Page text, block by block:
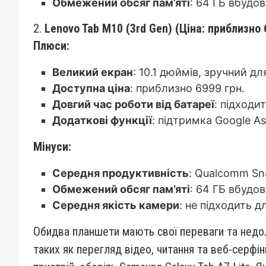
Обмежений обсяг пам’яті: 64 ГБ
2. Lenovo Tab M10 (3rd Gen) (Ціна: приблизно
Плюси:
Великий екран: 10.1 дюймів, зручний
Доступна ціна: приблизно 6999 грн.
Довгий час роботи від батареї:
Додаткові функції: підтримка Google
Мінуси:
Середня продуктивність: Qualcomm
Обмежений обсяг пам’яті: 64 ГБ
Середня якість камери: не підходить
Обидва планшети мають свої переваги та
таких як перегляд відео, читання та веб-